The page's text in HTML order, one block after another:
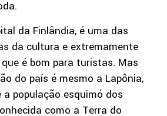
da Finlândia, é uma das
da cultura e extremamente
que é bom para turistas. Mas
do país é mesmo a Lapônia,
a população esquimó dos
como a Terra do